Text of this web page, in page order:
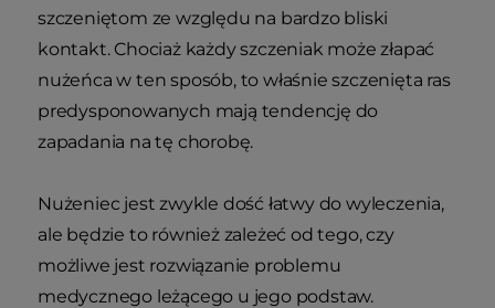
szczeniętom ze względu na bardzo bliski
kontakt. Chociaż każdy szczeniak może złapać
nużeńca w ten sposób, to właśnie szczenięta ras
predysponowanych mają tendencję do
zapadania na tę chorobę.
Nużeniec jest zwykle dość łatwy do wyleczenia,
ale będzie to również zależeć od tego, czy
możliwe jest rozwiązanie problemu
medycznego leżącego u jego podstaw.